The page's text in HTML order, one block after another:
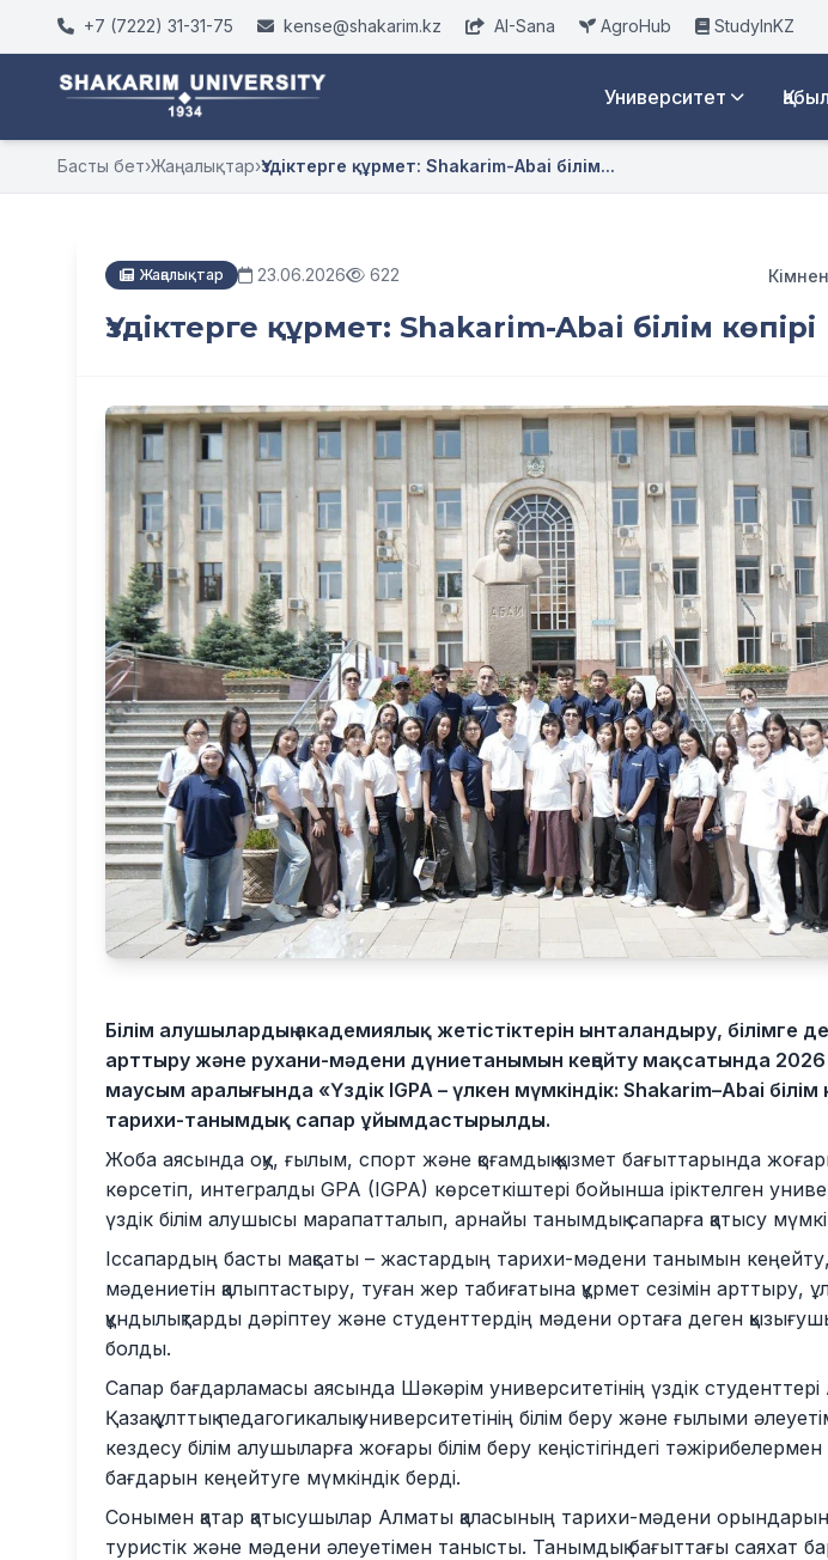
+7 (7222) 31-31-75 kense@shakarim.kz AI-Sana AgroHub StudyInKZ
Университет
Басты бет›Жаңалықтар›Үздіктерге құрмет: Shakarim-Abai білім...
Жаңалықтар 23.06.2026 622
Үздіктерге құрмет: Shakarim-Abai білім көпірі
Білім алушылардың академиялық жетістіктерін ынталандыру, білімге
арттыру және рухани-мәдени дүниетанымын кеңейту мақсатында 2026
маусым аралығында «Үздік IGPA – үлкен мүмкіндік: Shakarim–Abai білім
тарихи-танымдық сапар ұйымдастырылды.
Жоба аясында оқу, ғылым, спорт және қоғамдық қызмет бағыттарында
көрсетіп, интегралды GPA (IGPA) көрсеткіштері бойынша іріктелген
үздік білім алушысы марапатталып, арнайы танымдық сапарға қатысу
Іссапардың басты мақсаты – жастардың тарихи-мәдени танымын кеңейту,
мәдениетін қалыптастыру, туған жер табиғатына құрмет сезімін арттыру,
құндылықтарды дәріптеу және студенттердің мәдени ортаға деген
болды.
Сапар бағдарламасы аясында Шәкәрім университетінің үздік
Қазақ ұлттық педагогикалық университетінің білім беру және ғылыми
кездесу білім алушыларға жоғары білім беру кеңістігіндегі
бағдарын кеңейтуге мүмкіндік берді.
Сонымен қатар қатысушылар Алматы қаласының тарихи-мәдени орындарын
туристік және мәдени әлеуетімен танысты. Танымдық бағыттағы саяхат